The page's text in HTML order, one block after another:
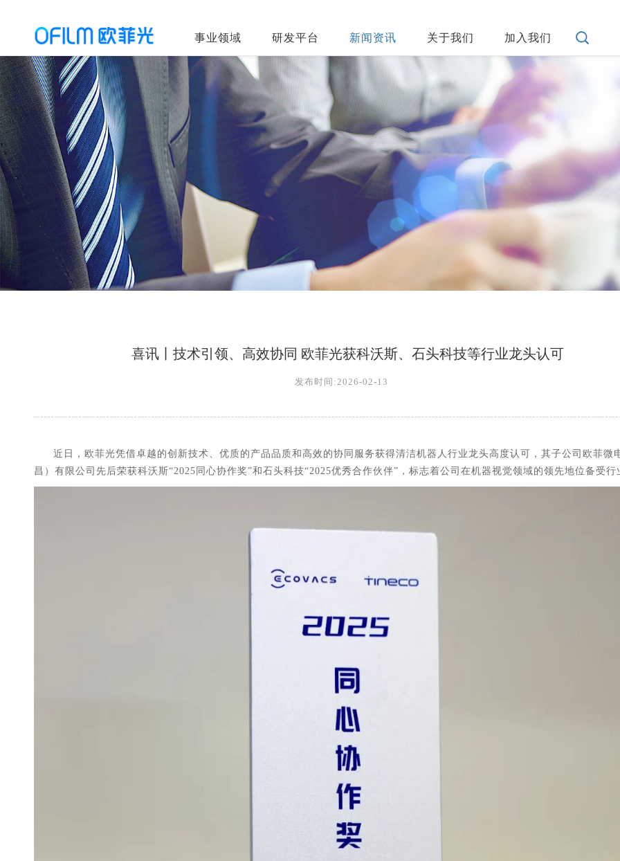
事业领域 研发平台 新闻资讯 关于我们 加入我们
喜讯丨技术引领、高效协同 欧菲光获科沃斯、石头科技等行业龙头认可
发布时间:2026-02-13
近日，欧菲光凭借卓越的创新技术、优质的产品品质和高效的协同服务获得清洁机器人行业龙头高度认可，其子公司欧菲微
昌）有限公司先后荣获科沃斯“2025 同心协作奖”和石头科技“2025优秀合作伙伴”，标志着公司在机器视觉领域的领先地位备受行